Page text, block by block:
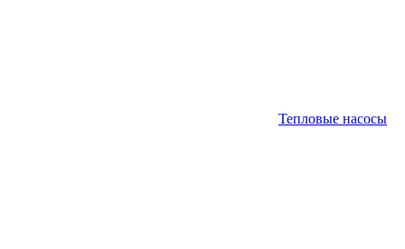
Тепловые насосы